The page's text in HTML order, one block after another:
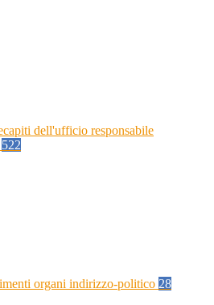
dell'ufficio responsabile
522
organi indirizzo-politico 28